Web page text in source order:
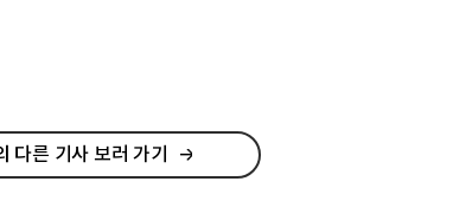
다른 기사 보러 가기